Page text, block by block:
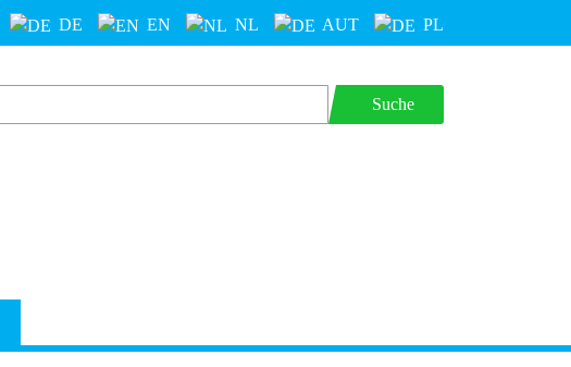
DE EN NL AUT PL
Suche